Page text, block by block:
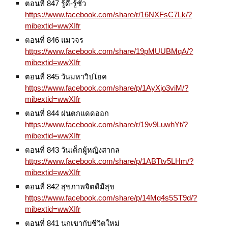
ตอนที่ 847 รู้ดี-รู้ชั่ว
https://www.facebook.com/share/r/16NXFsC7Lk/?
mibextid=wwXIfr
ตอนที่ 846 แมวจร
https://www.facebook.com/share/19pMUUBMqA/?
mibextid=wwXIfr
ตอนที่ 845 วันมหาวิปโยค
https://www.facebook.com/share/p/1AyXjo3viM/?
mibextid=wwXIfr
ตอนที่ 844 ฝนตกแดดออก
https://www.facebook.com/share/r/19v9LuwhYt/?
mibextid=wwXIfr
ตอนที่ 843 วันเด็กผู้หญิงสากล
https://www.facebook.com/share/p/1ABTtv5LHm/?
mibextid=wwXIfr
ตอนที่ 842 สุขภาพจิตดีมีสุข
https://www.facebook.com/share/p/14Mg4s5ST9d/?
mibextid=wwXIfr
ตอนที่ 841 นกเขากับชีวิตใหม่